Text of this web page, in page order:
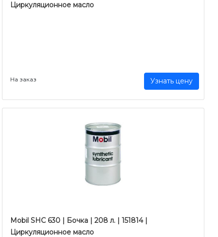
Циркуляционное масло
На заказ Узнать цену
Mobil SHC 630 | Бочка | 208 л. | 151814 |
Циркуляционное масло